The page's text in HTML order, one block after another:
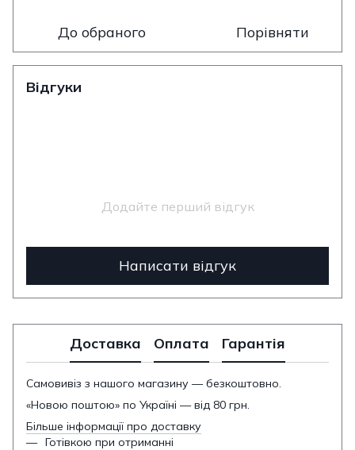
До обраного Порівняти
Відгуки
Додайте перший відгук
Написати відгук
Доставка Оплата Гарантія
Самовивіз з нашого магазину — безкоштовно.
«Новою поштою» по Україні — від 80 грн.
Більше інформації про доставку
Готівкою при отриманні